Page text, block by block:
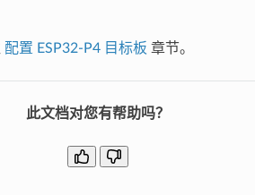
配置 ESP32-P4 目标板 章节。
此文档对您有帮助吗？